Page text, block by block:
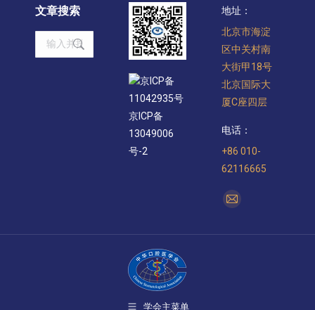
文章搜索
Search:
京ICP备
11042935号
京ICP备
13049006
号-2
地址：
北京市海淀
区中关村南
大街甲18号
北京国际大
厦C座四层
电话：
+86 010-
62116665
找到我们：
Mail
学会主菜单